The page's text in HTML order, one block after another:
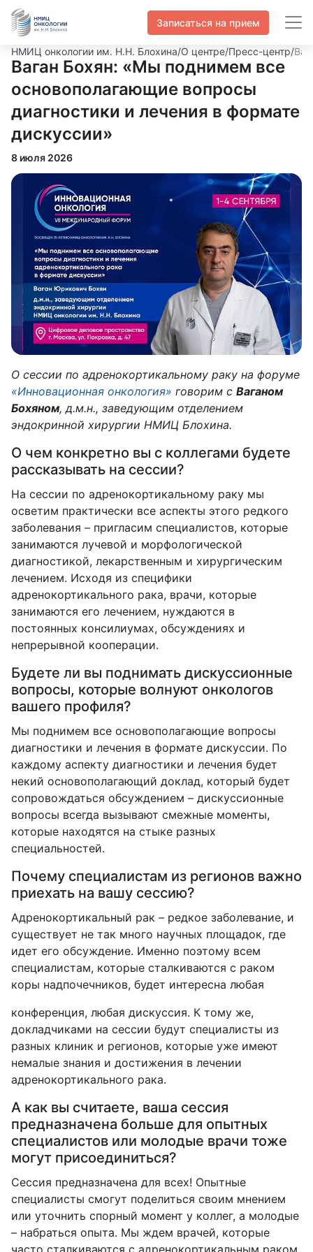
Записаться на прием
НМИЦ онкологии им. Н.Н. Блохина/О центре/Пресс-центр/
Ваган Бохян: «Мы поднимем все
основополагающие вопросы
диагностики и лечения в формате
дискуссии»
8 июля 2026
О сессии по адренокортикальному раку на форуме
«Инновационная онкология» говорим с Ваганом
Бохяном, д.м.н., заведующим отделением
эндокринной хирургии НМИЦ Блохина.
О чем конкретно вы с коллегами будете
рассказывать на сессии?
На сессии по адренокортикальному раку мы
осветим практически все аспекты этого редкого
заболевания – пригласим специалистов, которые
занимаются лучевой и морфологической
диагностикой, лекарственным и хирургическим
лечением. Исходя из специфики
адренокортикального рака, врачи, которые
занимаются его лечением, нуждаются в
постоянных консилиумах, обсуждениях и
непрерывной кооперации.
Будете ли вы поднимать дискуссионные
вопросы, которые волнуют онкологов
вашего профиля?
Мы поднимем все основополагающие вопросы
диагностики и лечения в формате дискуссии. По
каждому аспекту диагностики и лечения будет
некий основополагающий доклад, который будет
сопровождаться обсуждением – дискуссионные
вопросы всегда вызывают смежные моменты,
которые находятся на стыке разных
специальностей.
Почему специалистам из регионов важно
приехать на вашу сессию?
Адренокортикальный рак – редкое заболевание, и
существует не так много научных площадок, где
идет его обсуждение. Именно поэтому всем
специалистам, которые сталкиваются с раком
коры надпочечников, будет интересна любая
конференция, любая дискуссия. К тому же,
докладчиками на сессии будут специалисты из
разных клиник и регионов, которые уже имеют
немалые знания и достижения в лечении
адренокортикального рака.
А как вы считаете, ваша сессия
предназначена больше для опытных
специалистов или молодые врачи тоже
могут присоединиться?
Сессия предназначена для всех! Опытные
специалисты смогут поделиться своим мнением
или уточнить спорный момент у коллег, а молодые
– набраться опыта. Мы ждем врачей, которые
часто сталкиваются с адренокортикальным раком,